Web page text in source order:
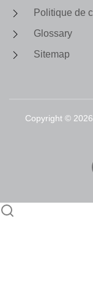
Politique de
Glossary
Sitemap
Copyright © 2026